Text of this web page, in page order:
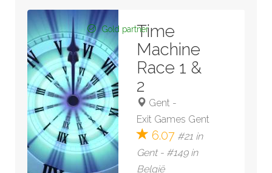
Bekijk kamer »
Gold partnerTime
Machine
Race 1 &
2
Gent -
Exit Games Gent
6.07 #21 in
Gent - #149 in
België